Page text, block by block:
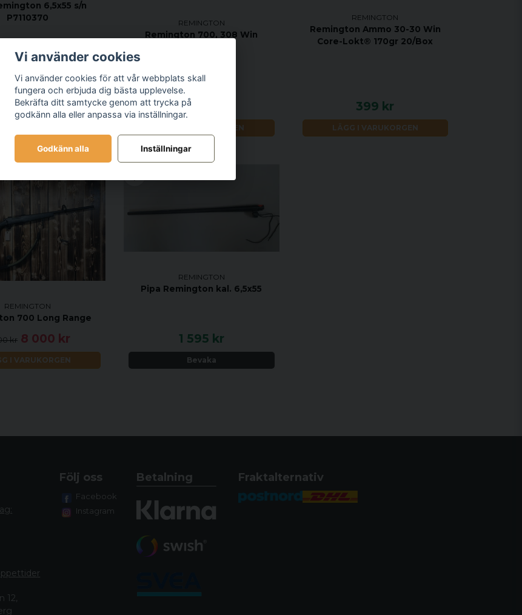
6,5x55 s/n
P7110370
1 795 kr
I VARUKORGEN
REMINGTON
Remington 700, 308 Win
3 900 kr
LÄGG I VARUKORGEN
REMINGTON
Remington Ammo 30-30 Win
Core-Lokt® 170gr 20/Box
399 kr
LÄGG I VARUKORGEN
REMINGTON
700 Long Range
kr 8 000 kr
I VARUKORGEN
REMINGTON
Pipa Remington kal. 6,5x55
1 595 kr
Bevaka
r
12,
Följ oss
Facebook
Instagram
Betalning Fraktalternativ
Vi använder cookies
Vi använder cookies för att vår webbplats skall
fungera och erbjuda dig bästa upplevelse.
Bekräfta ditt samtycke genom att trycka på
godkänn alla eller anpassa via inställningar.
Godkänn alla Inställningar